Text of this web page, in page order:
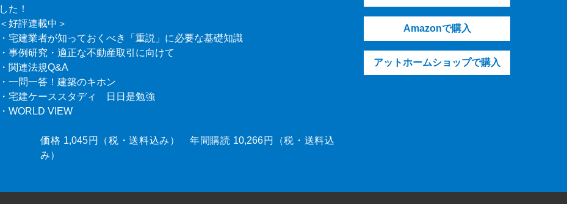
した！
＜好評連載中＞
・宅建業者が知っておくべき「重説」に必要な基礎知識
・事例研究・適正な不動産取引に向けて
・関連法規Q&A
・一問一答！建築のキホン
・宅建ケーススタディ 日日是勉強
・WORLD VIEW
価格 1,045円（税・送料込み） 年間購読 10,266円（税・送料込
み）
Amazonで購入
アットホームショップで購入